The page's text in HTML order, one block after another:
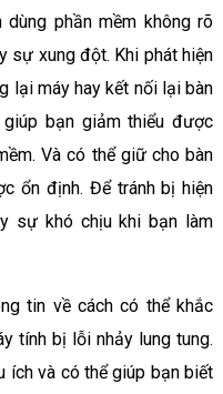
phần mềm không rõ
sự xung đột. Khi phát hiện
lại máy hay kết nối lại bàn
bạn giảm thiểu được
Và có thể giữ cho bàn
ổn định. Để tránh bị hiện
sự khó chịu khi bạn làm
tin về cách có thể khắc
tính bị lỗi nhảy lung tung.
ích và có thể giúp bạn biết